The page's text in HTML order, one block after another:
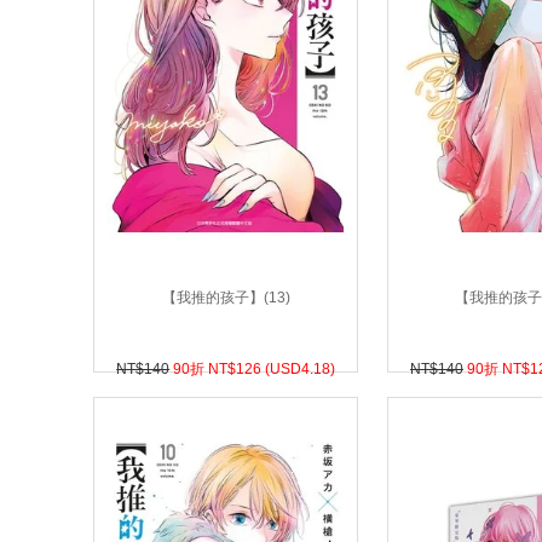
【我推的孩子】(13)
NT$140 90折 NT$126 (USD4.18)
【我推的孩
NT$140 90折 NT$